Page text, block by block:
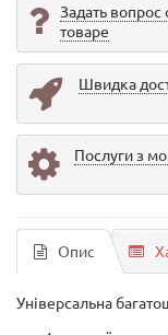
Задать вопрос
товаре
Швидка
Послуги з
Опис
Універсальна